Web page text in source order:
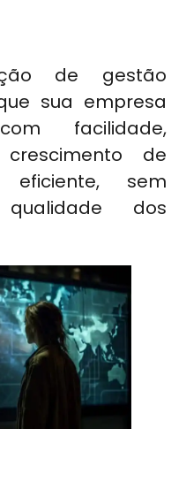
de gestão
sua empresa
facilidade,
de
sem
dos